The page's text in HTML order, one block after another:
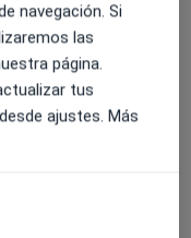
Súper
cómoda a
primera cita
experiencia
navegación. Si
las
página.
tus
ajustes. Más